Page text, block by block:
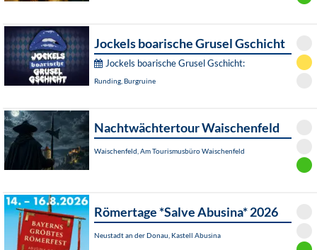
Jockels boarische Grusel Gschicht
Jockels boarische Grusel Gschicht:
Runding, Burgruine
Nachtwächtertour Waischenfeld
Waischenfeld, Am Tourismusbüro Waischenfeld
Römertage *Salve Abusina* 2026
Neustadt an der Donau, Kastell Abusina